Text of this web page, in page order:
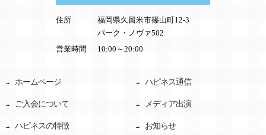
住所
福岡県久留米市篠山町12-3
パーク・ノヴァ502
営業時間
10:00～20:00
ホームページ
ご入会について
ハピネスの特徴
ハピネス通信
メディア出演
お知らせ